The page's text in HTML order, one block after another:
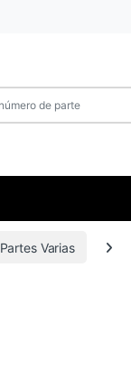
Partes Varias